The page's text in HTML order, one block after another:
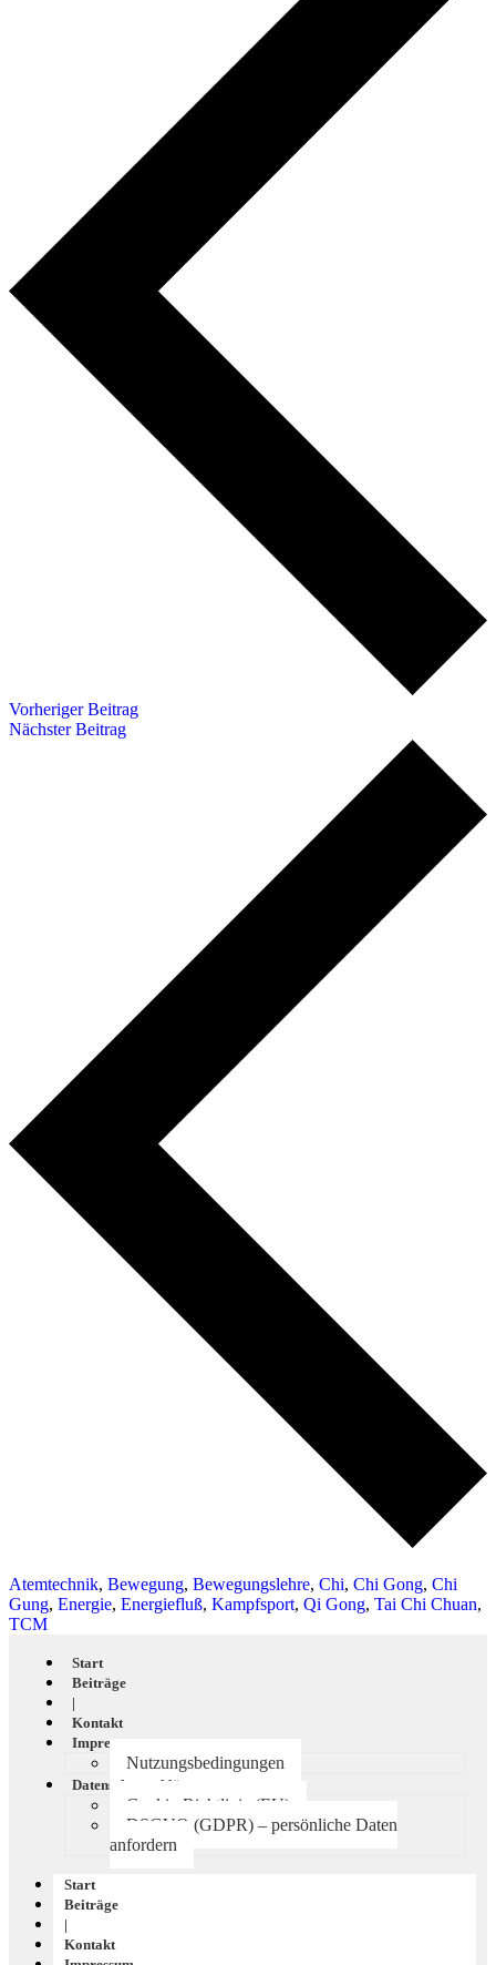
Vor­he­ri­ger Beitrag
Nächs­ter Beitrag
Atem­tech­nik, Bewe­gung, Bewe­gungs­leh­re, Chi, Chi Gong, Chi
Gung, Ener­gie, Ener­gie­fluß, Kampf­sport, Qi Gong, Tai Chi Chu­an,
TCM
Start
Beiträge
Kontakt
Impressum
Nutzungsbedingungen
Datenschutzerklärung
Cookie-Richtlinie (EU)
DSGVO (GDPR) – persönliche Daten
anfordern
Start
Beiträge
Kontakt